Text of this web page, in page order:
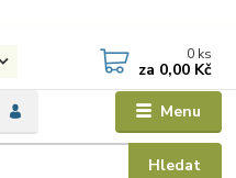
Menu
Hledat
0 ks
za 0,00 Kč